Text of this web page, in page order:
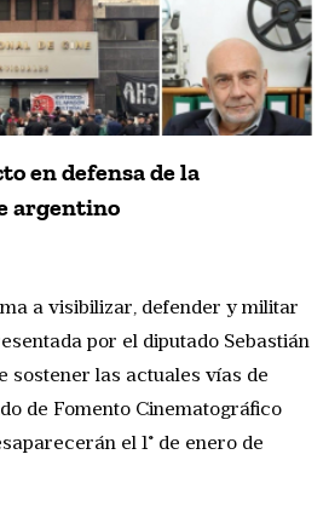
en defensa de la
argentino
a visibilizar, defender y militar
por el diputado Sebastián
sostener las actuales vías de
de Fomento Cinematográfico
el 1° de enero de